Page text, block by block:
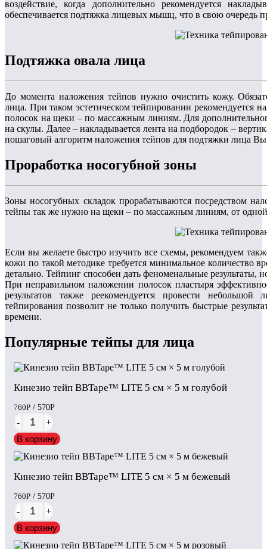
воздействие, когда дополнительно рекомендуется
обеспечивается подтяжка лицевых мышц, что в свою очередь
Подтяжка овала лица
До момента наложения тейпов нужно очистить кожу.
лица. При таком эстетическом тейпировании рекомендуется
полосок на щеки – по массажным линиям. Для
на скулы. Далее – накладывается лента на подбородок –
пошаговый алгоритм наложения тейпов для подтяжки лица
Проработка носогубной зоны
Зоны носогубных складок прорабатываются посредством
тейпы так же нужно на щеки – по массажным линиям, от одной
Если вы желаете быстро изучить все схемы, рекомендуем
кожи по такой методике требуется минимальное количество
детально. Тейпинг способен дать феноменальные
При неправильном наложении полосок пластыря
результатов также реекомендуется провести
тейпирования позволит не только получить быстрые
времени.
Популярные тейпы для лица
Кинезио тейп BBTape™ LITE 5 см × 5 м голубой
760Р / 570Р
-
+
В корзину
Кинезио тейп BBTape™ LITE 5 см × 5 м бежевый
760Р / 570Р
-
+
В корзину